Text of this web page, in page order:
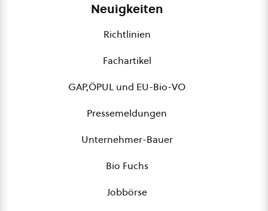
Neuigkeiten
Richtlinien
Fachartikel
GAP,ÖPUL und EU-Bio-VO
Pressemeldungen
Unternehmer-Bauer
Bio Fuchs
Jobbörse